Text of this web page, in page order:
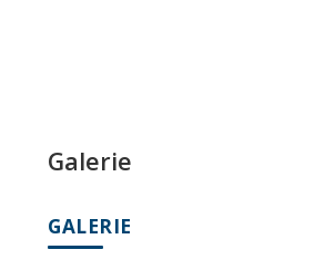
Galerie
GALERIE